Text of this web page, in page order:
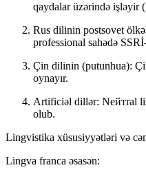
qaydalar üzərində işləyir
Rus dilinin postsovet
professional sahədə
Çin dilinin (putunhuа):
oynayır.
Artificiəl dillər: Nейтral
olub.
Lingvistika xüsusiyyətləri və
Lingva franca əsasən: